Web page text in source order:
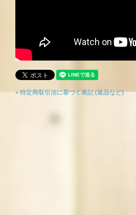
» 特定商取引法に基づく表記 (返品など)